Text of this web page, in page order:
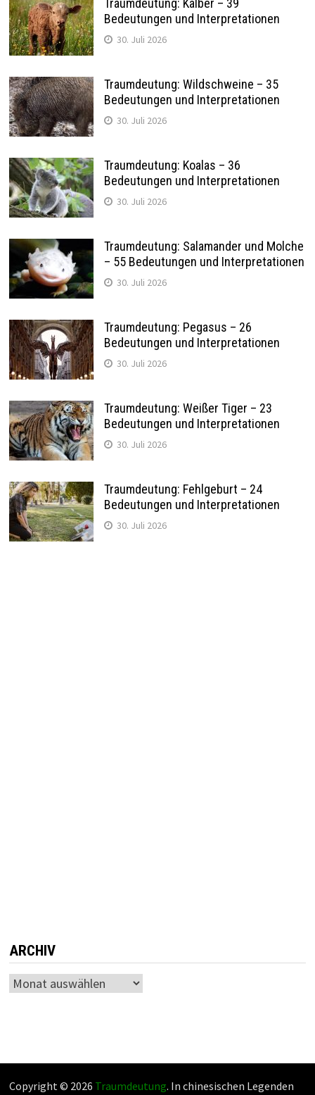
Bedeutungen und Interpretationen
30. Juli 2026
Traumdeutung: Wildschweine – 35
Bedeutungen und Interpretationen
30. Juli 2026
Traumdeutung: Koalas – 36
Bedeutungen und Interpretationen
30. Juli 2026
Traumdeutung: Salamander und Molche
– 55 Bedeutungen und Interpretationen
30. Juli 2026
Traumdeutung: Pegasus – 26
Bedeutungen und Interpretationen
30. Juli 2026
Traumdeutung: Weißer Tiger – 23
Bedeutungen und Interpretationen
30. Juli 2026
Traumdeutung: Fehlgeburt – 24
Bedeutungen und Interpretationen
30. Juli 2026
ARCHIV
Archiv
Copyright © 2026 Traumdeutung. In chinesischen Legenden